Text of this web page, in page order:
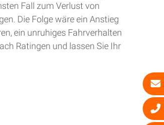
Fall zum Verlust von
Die Folge wäre ein Anstieg
ein unruhiges Fahrverhalten
Ratingen und lassen Sie Ihr